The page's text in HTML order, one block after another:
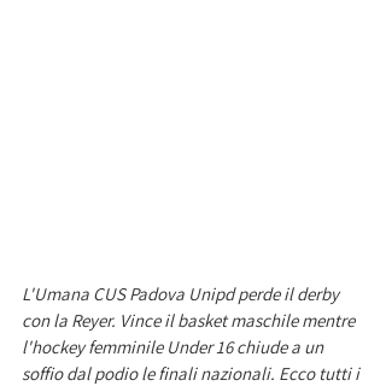
L'Umana CUS Padova Unipd perde il derby
con la Reyer. Vince il basket maschile mentre
l'hockey femminile Under 16 chiude a un
soffio dal podio le finali nazionali. Ecco tutti i